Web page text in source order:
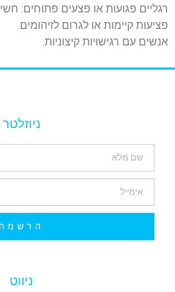
רגליים פגועות או פצעים פתוחים:
פציעות קיימות או לגרום לזיהומים.
אנשים עם רגישויות קיצוניות.
ניוזלטר
הרשמה
ניווט